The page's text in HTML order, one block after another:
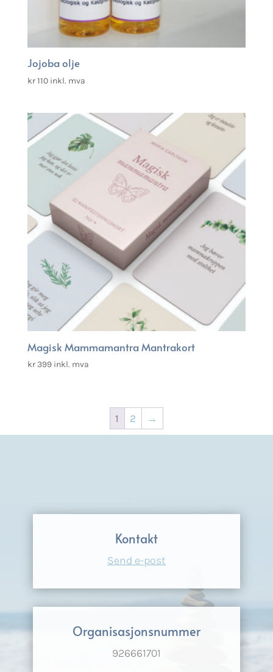
Jojoba olje
kr110 inkl. mva
Magisk Mammamantra Mantrakort
kr399 inkl. mva
1 2 →
Kontakt
Send e-post
Organisasjonsnummer
926661701